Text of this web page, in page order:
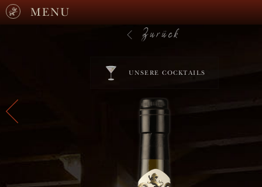
MENU
Zurück
UNSERE COCKTAILS